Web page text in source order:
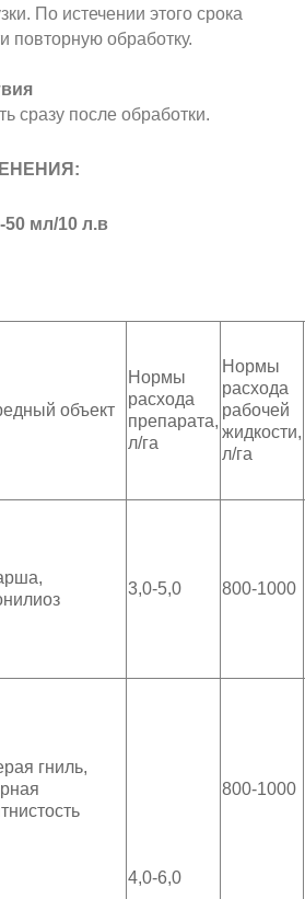
По истечении этого срока
повторную обработку.
сразу после обработки.
мл/10 л.в
объект
Нормы
расхода
препарата,
л/га
Нормы
расхода
рабочей
жидкости,
л/га
3,0-5,0 800-1000
гниль,
4,0-6,0
800-1000